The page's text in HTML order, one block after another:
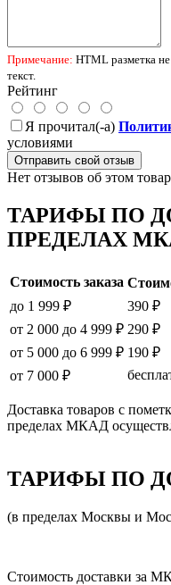
Примечание: HTML разметка
текст.
Рейтинг
Я прочитал(-а)
условиями
Отправить свой отзыв
Нет отзывов об этом
ТАРИФЫ ПО
ПРЕДЕЛАХ
Стоимость заказа
до 1 999 ₽
390 ₽
от 2 000 до 4 999 ₽ 290 ₽
от 5 000 до 6 999 ₽ 190 ₽
от 7 000 ₽
Доставка товаров с
пределах МКАД
ТАРИФЫ ПО
(в пределах Москвы и
Стоимость доставки за